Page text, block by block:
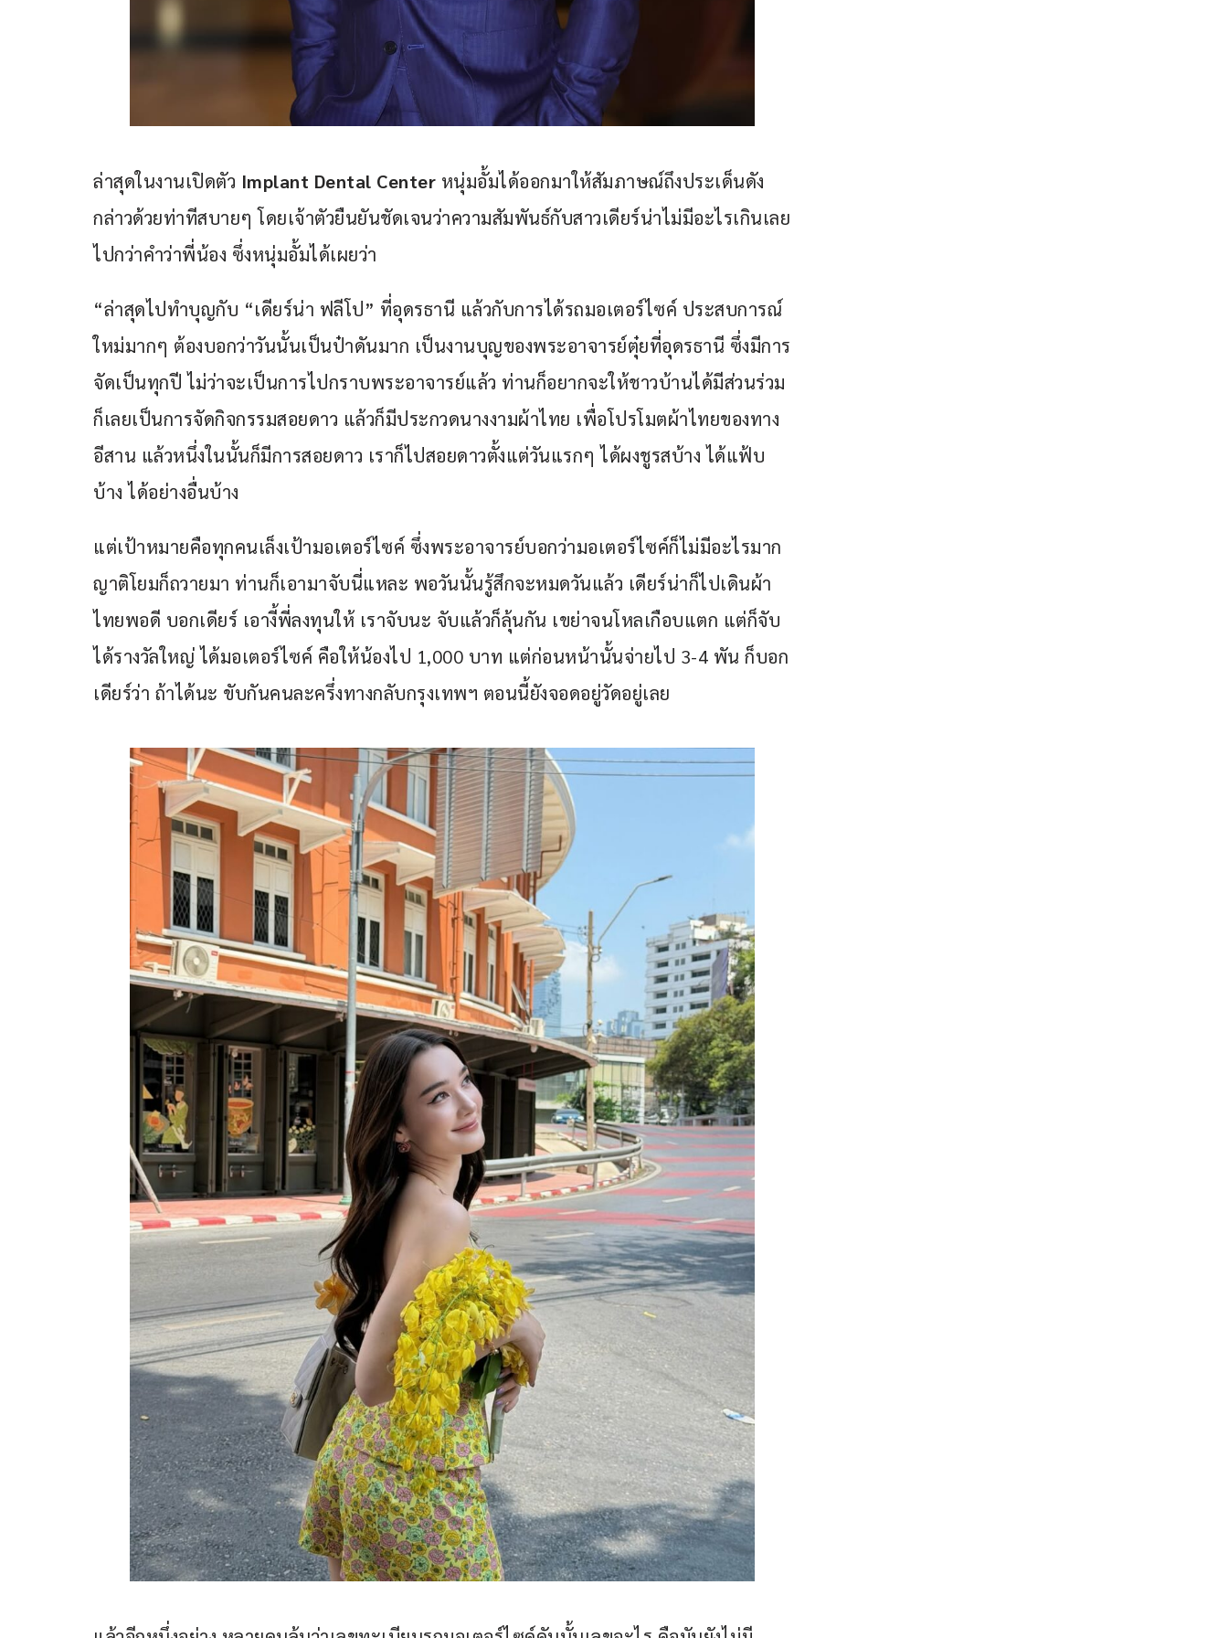
ล่าสุดในงานเปิดตัว Implant Dental Center หนุ่มอั้มได้ออกมาให้สัมภาษณ์ถึงประเด็นดัง
กล่าวด้วยท่าทีสบายๆ โดยเจ้าตัวยืนยันชัดเจนว่าความสัมพันธ์กับสาวเดียร์น่าไม่มีอะไรเกินเลย
ไปกว่าคำว่าพี่น้อง ซึ่งหนุ่มอั้มได้เผยว่า
“ล่าสุดไปทำบุญกับ “เดียร์น่า ฟลีโป” ที่อุดรธานี แล้วกับการได้รถมอเตอร์ไซค์ ประสบการณ์
ใหม่มากๆ ต้องบอกว่าวันนั้นเป็นป๋าดันมาก เป็นงานบุญของพระอาจารย์ตุ๋ยที่อุดรธานี ซึ่งมีการ
จัดเป็นทุกปี ไม่ว่าจะเป็นการไปกราบพระอาจารย์แล้ว ท่านก็อยากจะให้ชาวบ้านได้มีส่วนร่วม
ก็เลยเป็นการจัดกิจกรรมสอยดาว แล้วก็มีประกวดนางงามผ้าไทย เพื่อโปรโมตผ้าไทยของทาง
อีสาน แล้วหนึ่งในนั้นก็มีการสอยดาว เราก็ไปสอยดาวตั้งแต่วันแรกๆ ได้ผงชูรสบ้าง ได้แฟ้บ
บ้าง ได้อย่างอื่นบ้าง
แต่เป้าหมายคือทุกคนเล็งเป้ามอเตอร์ไซค์ ซึ่งพระอาจารย์บอกว่ามอเตอร์ไซค์ก็ไม่มีอะไรมาก
ญาติโยมก็ถวายมา ท่านก็เอามาจับนี่แหละ พอวันนั้นรู้สึกจะหมดวันแล้ว เดียร์น่าก็ไปเดินผ้า
ไทยพอดี บอกเดียร์ เอางี้พี่ลงทุนให้ เราจับนะ จับแล้วก็ลุ้นกัน เขย่าจนโหลเกือบแตก แต่ก็จับ
ได้รางวัลใหญ่ ได้มอเตอร์ไซค์ คือให้น้องไป 1,000 บาท แต่ก่อนหน้านั้นจ่ายไป 3-4 พัน ก็บอก
เดียร์ว่า ถ้าได้นะ ขับกันคนละครึ่งทางกลับกรุงเทพฯ ตอนนี้ยังจอดอยู่วัดอยู่เลย